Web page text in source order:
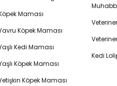
Maması
Köpek Maması
Kedi Maması
Köpek Maması
Köpek Maması
Kedi